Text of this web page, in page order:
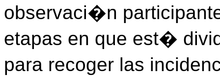
observaci�n
etapas en que est�
para recoger las